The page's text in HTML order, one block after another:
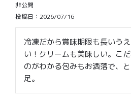
非公開
投稿日
2026/07/16
冷凍だから賞味期限も長いう
い！クリームも美味しい。こ
のがわかる包みもお洒落で、
足。